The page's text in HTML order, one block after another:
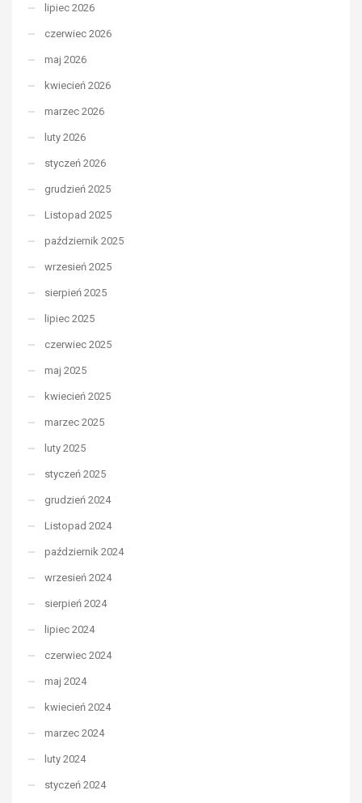
lipiec 2026
czerwiec 2026
maj 2026
kwiecień 2026
marzec 2026
luty 2026
styczeń 2026
grudzień 2025
Listopad 2025
październik 2025
wrzesień 2025
sierpień 2025
lipiec 2025
czerwiec 2025
maj 2025
kwiecień 2025
marzec 2025
luty 2025
styczeń 2025
grudzień 2024
Listopad 2024
październik 2024
wrzesień 2024
sierpień 2024
lipiec 2024
czerwiec 2024
maj 2024
kwiecień 2024
marzec 2024
luty 2024
styczeń 2024